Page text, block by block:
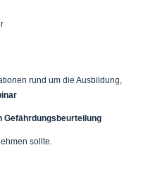
rund um die Ausbildung,
Gefährdungsbeurteilung
sollte.